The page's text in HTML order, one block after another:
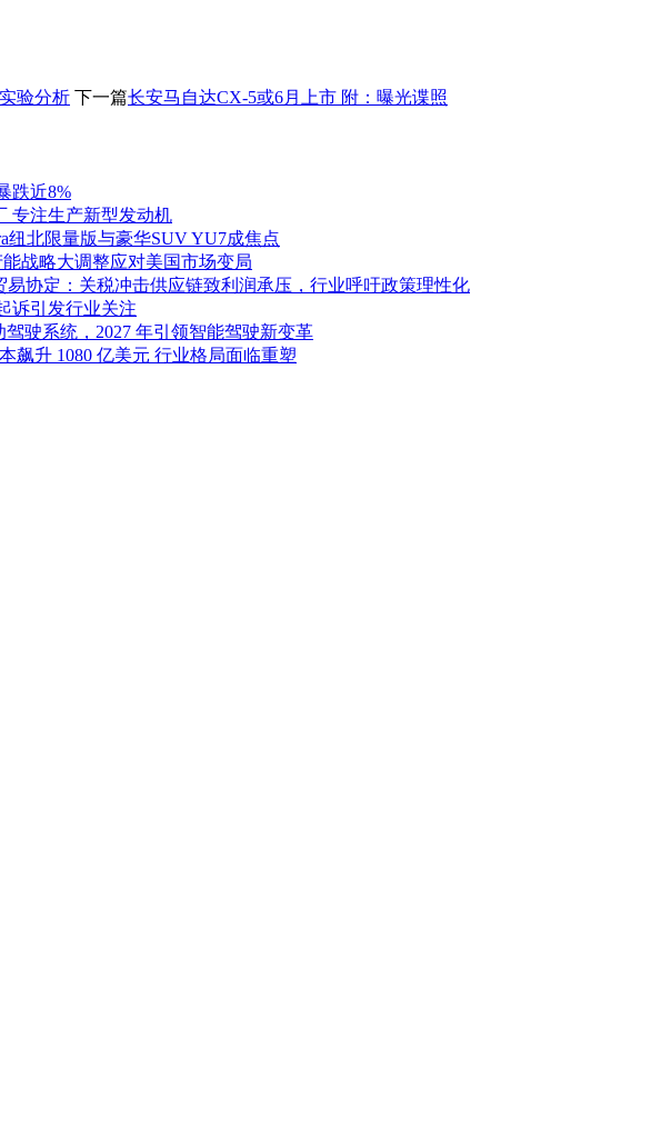
验分析 下一篇长安马自达CX-5或6月上市 附：曝光谍照
跌近8%
专注生产新型发动机
纽北限量版与豪华SUV YU7成焦点
战略大调整应对美国市场变局
协定：关税冲击供应链致利润承压，行业呼吁政策理性化
诉引发行业关注
驾驶系统，2027 年引领智能驾驶新变革
飙升 1080 亿美元 行业格局面临重塑